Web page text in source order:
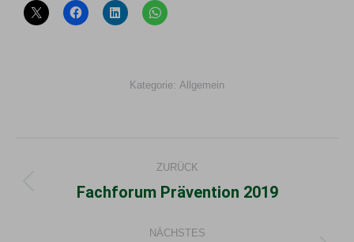
Kategorie: Allgemein
ZURÜCK
Vorheriger
Fachforum Prävention 2019
NÄCHSTES